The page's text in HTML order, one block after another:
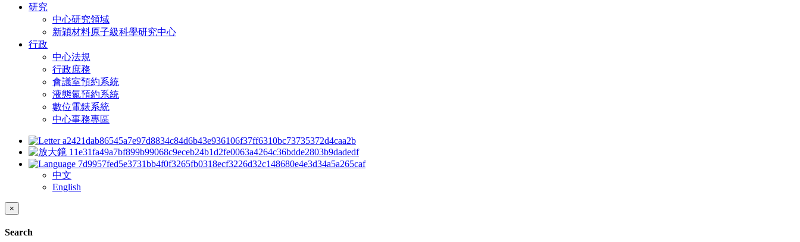
研究
中心研究領域
新穎材料原子級科學研究中心
行政
中心法規
行政庶務
會議室預約系統
液態氮預約系統
數位電錶系統
中心事務專區
中文
English
×
Search